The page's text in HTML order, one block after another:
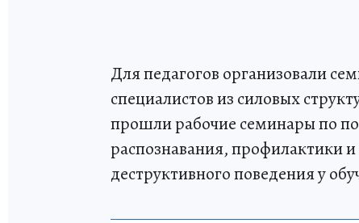
Для педагогов организовали
специалистов из силовых
прошли рабочие семинары по
распознавания, профилактики
деструктивного поведения у